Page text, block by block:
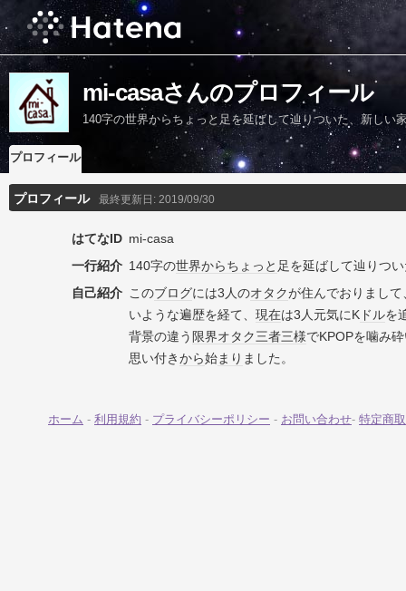
mi-casaさんのプロフィール
140字の世界からちょっと足を延ばして辿りついた、新しい
プロフィール
プロフィール 最終更新日: 2019/09/30
はてなID mi-casa
一行紹介 140字の世界からちょっと 足を延ばして辿りつ
自己紹介 このブログには3人のオタクが住んでおりまし
いような遍歴を経て、 現在は3人元気にK ドルを
背景の違う 限界オタク三者三様でKPOPを噛み
思い付きから始まり ました。
ホーム - 利用規約 - プライバシーポリシー - お問い合わせ- 特定商